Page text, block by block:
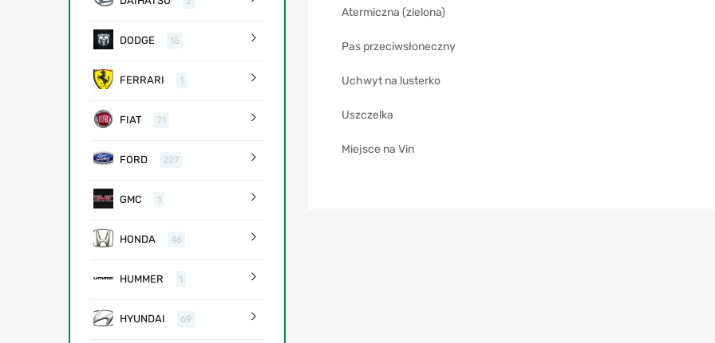
Atermiczna (zielona)
Pas przeciwsłoneczny
Uchwyt na lusterko
Uszczelka
Miejsce na Vin
DODGE 15
FERRARI 1
FIAT 71
FORD 227
GMC 1
HONDA 46
HUMMER 1
HYUNDAI 69